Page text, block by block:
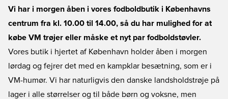
Vi har i morgen åben i vores fodboldbutik i Københavns
centrum fra kl. 10.00 til 14.00, så du har mulighed for at
købe VM trøjer eller måske et nyt par fodboldstøvler.
Vores butik i hjertet af København holder åben i morgen
lørdag og fejrer det med en kampklar besætning, som er i
VM-humør. Vi har naturligvis den danske landsholdstrøje på
lager i alle størrelser og til både børn og voksne, men